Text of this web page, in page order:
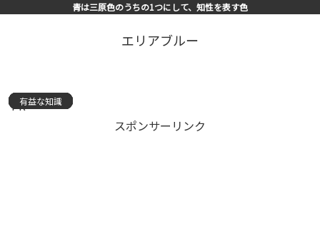
青は三原色のうちの1つにして、知性を表す色
エリアブルー
PR
スポンサーリンク
有益な知識
有益な知識
有益な知識
お金
有益な知識
有益な知識
有益な知識
有益な知識
有益な知識
有益な知識
有益な知識
有益な知識
有益な知識
有益な知識
有益な知識